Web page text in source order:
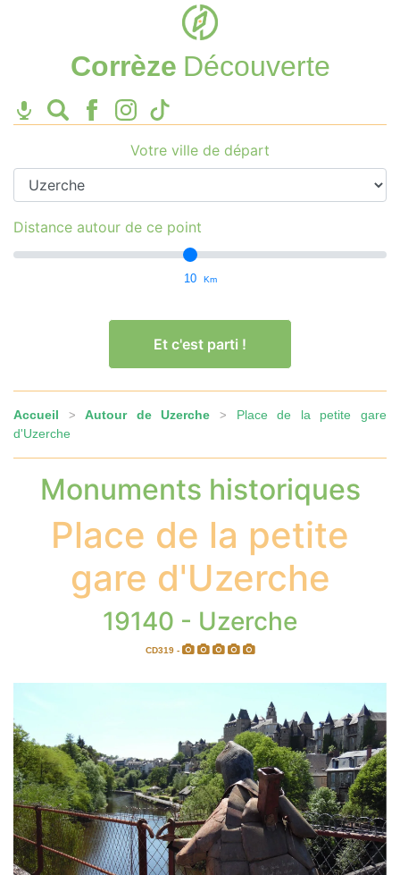
Corrèze Découverte
Votre ville de départ
Distance autour de ce point
10 Km
Et c'est parti !
Accueil >Autour de Uzerche > Place de la petite gare
d'Uzerche
Monuments historiques
Place de la petite
gare d'Uzerche
19140 - Uzerche
CD319 -